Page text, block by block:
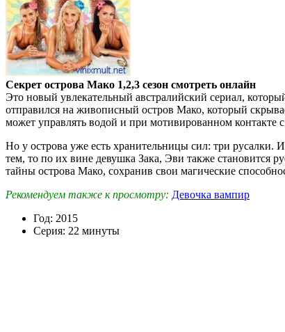
Секрет острова Мако 1,2,3 сезон смотреть онлайн
Это новый увлекательный австралийский сериал,
отправился на живописный остров Мако, который
может управлять водой и при мотивированном контакте
Но у острова уже есть хранительницы сил: три
тем, то по их вине девушка Зака, Эви также становится
тайны острова Мако, сохранив свои магические
Рекомендуем также к просмотру: Девочка вампир
Год: 2015
Серия: 22 минуты